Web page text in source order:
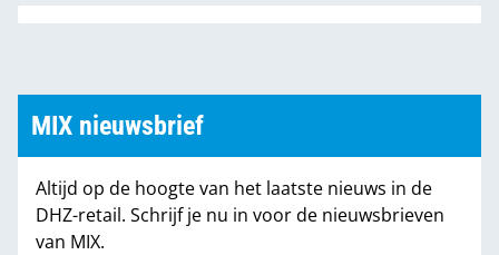
MIX nieuwsbrief
Altijd op de hoogte van het laatste nieuws in de
DHZ-retail. Schrijf je nu in voor de nieuwsbrieven
van MIX.